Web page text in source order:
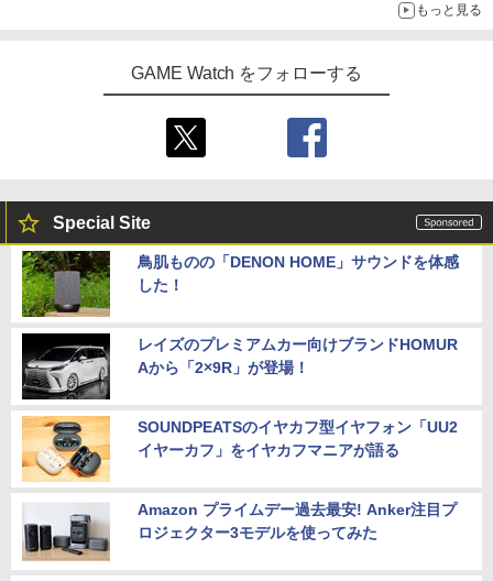
もっと見る
GAME Watch をフォローする
Special Site
鳥肌ものの「DENON HOME」サウンドを体感
した！
レイズのプレミアムカー向けブランドHOMUR
Aから「2×9R」が登場！
SOUNDPEATSのイヤカフ型イヤフォン「UU2
イヤーカフ」をイヤカフマニアが語る
Amazon プライムデー過去最安! Anker注目プ
ロジェクター3モデルを使ってみた